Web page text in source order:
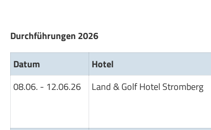
Durchführungen 2026
Datum Hotel
08.06. - 12.06.26
Land & Golf Hotel Stromberg